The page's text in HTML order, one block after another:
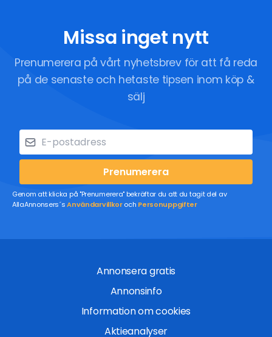
Missa inget nytt
Prenumerera på vårt nyhetsbrev för att få reda
på de senaste och hetaste tipsen inom köp &
sälj
Prenumerera
Genom att klicka på "Prenumerera" bekräftar du att du tagit del av
AllaAnnonsers´sAnvändarvillkoroch Personuppgifter
Annonsera gratis
Annonsinfo
Information om cookies
Aktieanalyser